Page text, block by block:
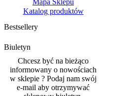
Mapa Sklepu
Katalog produktów
Bestsellery
Biuletyn
Chcesz być na bieżąco
informowany o nowościach
w sklepie ? Podaj nam swój
e-mail aby otrzymywać